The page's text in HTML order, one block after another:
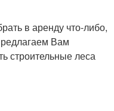
в аренду что-либо,
Вам
строительные леса